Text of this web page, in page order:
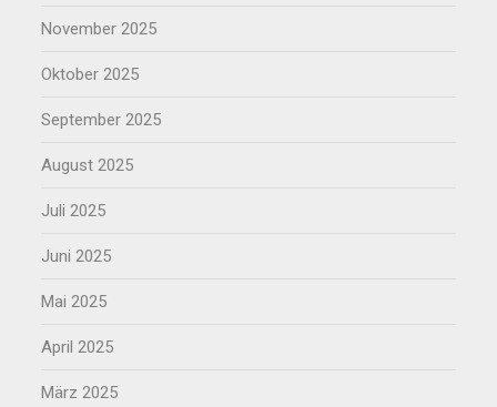
November 2025
Oktober 2025
September 2025
August 2025
Juli 2025
Juni 2025
Mai 2025
April 2025
März 2025